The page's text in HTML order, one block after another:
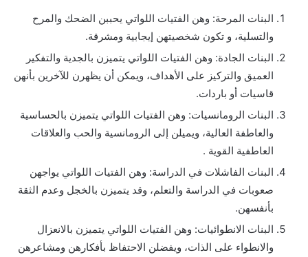
البنات المرحة: وهن الفتيات اللواتي يحببن الضحك والمرح
والتسلية، و تكون شخصيتهن إيجابية ومشرقة.
البنات الجادة: وهن الفتيات اللواتي يتميزن بالجدية والتفكير
العميق والتركيز على الأهداف، ويمكن أن يظهرن للآخرين بأنهن
قاسيات أو باردات.
البنات الرومانسيات: وهن الفتيات اللواتي يتميزن بالحساسية
والعاطفة العالية، ويميلن إلى الرومانسية والحب والعلاقات
العاطفية القوية .
البنات الفاشلات في الدراسة: وهن الفتيات اللواتي يواجهن
صعوبات في الدراسة والتعلم، وقد يتميزن بالخجل وعدم الثقة
بأنفسهن.
البنات الانطوائيات: وهن الفتيات اللواتي يتميزن بالانعزال
والانطواء على الذات، ويفضلن الاحتفاظ بأفكارهن ومشاعرهن